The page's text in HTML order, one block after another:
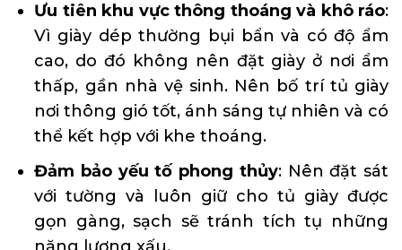
Ưu tiên khu vực thông thoáng và khô ráo:
Vì giày dép thường bụi bẩn và có độ ẩm
cao, do đó không nên đặt giày ở nơi ẩm
thấp, gần nhà vệ sinh. Nên bố trí tủ giày
nơi thông gió tốt, ánh sáng tự nhiên và có
thể kết hợp với khe thoáng.
Đảm bảo yếu tố phong thủy: Nên đặt sát
với tường và luôn giữ cho tủ giày được
gọn gàng, sạch sẽ tránh tích tụ những